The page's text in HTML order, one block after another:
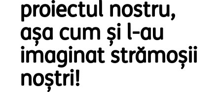
proiectul nostru,
așa cum și l-au
imaginat strămoșii
noștri!